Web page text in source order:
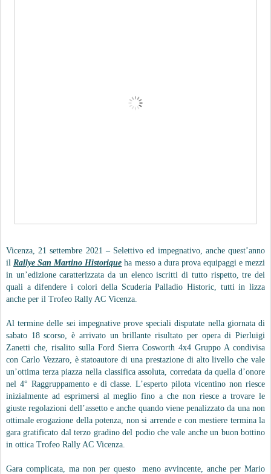
Vicenza, 21 settembre 2021 – Selettivo ed impegnativo, anche quest’anno
ilRallye San Martino Historique ha messo a dura prova equipaggi e mezzi
in un’edizione caratterizzata da un elenco iscritti di tutto rispetto, tre dei
quali a difendere i colori della Scuderia Palladio Historic, tutti in lizza
anche per il Trofeo Rally AC Vicenza.
Al termine delle sei impegnative prove speciali disputate nella giornata di
sabato 18 scorso, è arrivato un brillante risultato per opera di Pierluigi
Zanetti che, risalito sulla Ford Sierra Cosworth 4x4 Gruppo A condivisa
con Carlo Vezzaro, è statoautore di una prestazione di alto livello che vale
un’ottima terza piazza nella classifica assoluta, corredata da quella d’onore
nel 4° Raggruppamento e di classe. L’esperto pilota vicentino non riesce
inizialmente ad esprimersi al meglio fino a che non riesce a trovare le
giuste regolazioni dell’assetto e anche quando viene penalizzato da una non
ottimale erogazione della potenza, non si arrende e con mestiere termina la
gara gratificato dal terzo gradino del podio che vale anche un buon bottino
in ottica Trofeo Rally AC Vicenza.
Gara complicata, ma non per questo meno avvincente, anche per Mario